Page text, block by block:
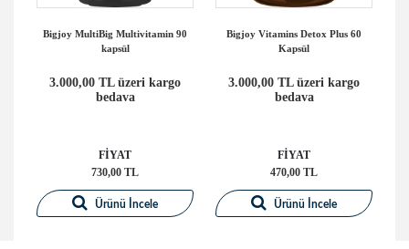
Bigjoy MultiBig Multivitamin 90
kapsül
3.000,00 TL üzeri kargo
bedava
FİYAT
730,00 TL
Ürünü İncele
Bigjoy Vitamins Detox Plus 60
Kapsül
3.000,00 TL üzeri kargo
bedava
FİYAT
470,00 TL
Ürünü İncele